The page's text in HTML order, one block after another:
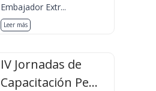
Embajador Extr...
Leer más
IV Jornadas de
Capacitación Pe...